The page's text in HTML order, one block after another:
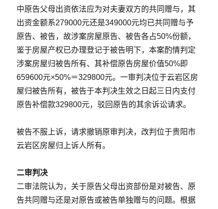
中原告父母出资依法应为对夫妻双方的共同赠与，其
出资金额系279000元还是349000元均已共同赠与予
原告、被告，故涉案房屋原告、被告各占50%份额，
鉴于房屋产权已办理登记于被告明下，本案酌情判定
涉案房屋归被告所有、其补偿原告房屋价值50%即
659600元×50%＝329800元。一审判决位于云岩区房
屋归被告所有，被告于本判决生效之日起三日内支付
原告补偿款329800元，驳回原告的其余诉讼请求。
被告不服上诉，请求撤销原审判决，改判位于贵阳市
云岩区房屋归上诉人所有。
二审判决
二审法院认为，关于原告父母出资部份是对被告、原
告共同赠与还是对原告或被告单独赠与的问题。根据